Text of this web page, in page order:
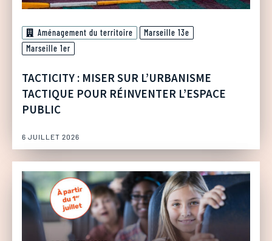
Aménagement du territoire
Marseille 13e
Marseille 1er
TACTICITY : MISER SUR L’URBANISME
TACTIQUE POUR RÉINVENTER L’ESPACE
PUBLIC
6 JUILLET 2026